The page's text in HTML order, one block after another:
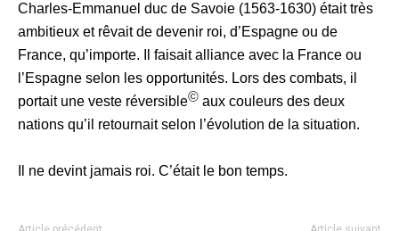
Charles-Emmanuel duc de Savoie (1563-1630) était très
ambitieux et rêvait de devenir roi, d’Espagne ou de
France, qu’importe. Il faisait alliance avec la France ou
l’Espagne selon les opportunités. Lors des combats, il
portait une veste réversible© aux couleurs des deux
nations qu’il retournait selon l’évolution de la situation.
Il ne devint jamais roi. C’était le bon temps.